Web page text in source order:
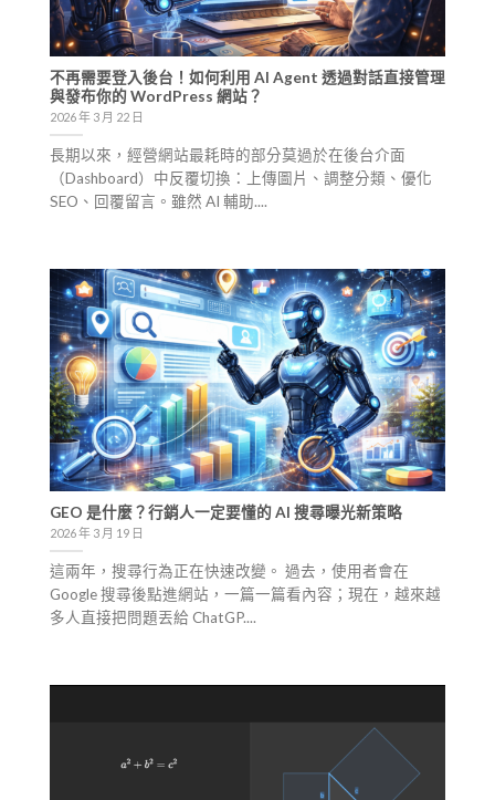
不再需要登入後台！如何利用 AI Agent 透過對話直接管理
與發布你的 WordPress 網站？
2026 年 3 月 22 日
長期以來，經營網站最耗時的部分莫過於在後台介面
（Dashboard）中反覆切換：上傳圖片、調整分類、優化
SEO、回覆留言。雖然 AI 輔助....
GEO 是什麼？行銷人一定要懂的 AI 搜尋曝光新策略
2026 年 3 月 19 日
這兩年，搜尋行為正在快速改變。 過去，使用者會在
Google 搜尋後點進網站，一篇一篇看內容；現在，越來越
多人直接把問題丟給 ChatGP....